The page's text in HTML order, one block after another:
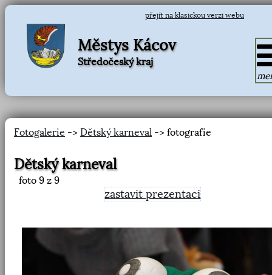
přejít na klasickou verzi webu
Městys Kácov
Středočeský kraj
Fotogalerie -> Dětský karneval -> fotografie
Dětský karneval
foto 9 z 9
zastavit prezentaci